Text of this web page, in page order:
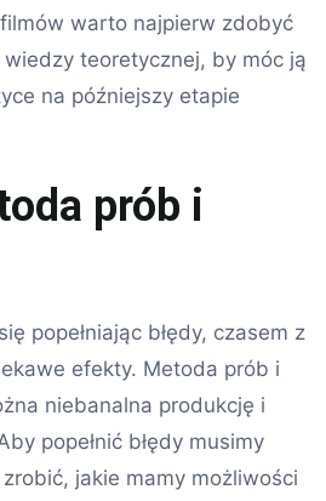
warto najpierw zdobyć
teoretycznej, by móc ją
na późniejszy etapie
prób i
popełniając błędy, czasem z
efekty. Metoda prób i
niebanalna produkcję i
popełnić błędy musimy
jakie mamy możliwości